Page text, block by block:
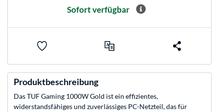
Sofort verfügbar
Produktbeschreibung
Das TUF Gaming 1000W Gold ist ein effizientes,
widerstandsfähiges und zuverlässiges PC-Netzteil, das für